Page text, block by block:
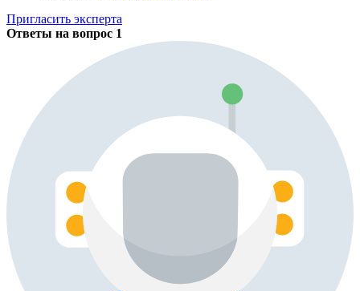
Пригласить эксперта
Ответы на вопрос 1